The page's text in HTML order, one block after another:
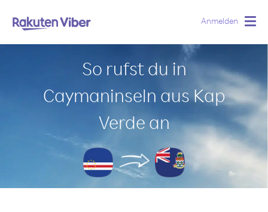
Anmelden
So rufst du in
Caymaninseln aus Kap
Verde an